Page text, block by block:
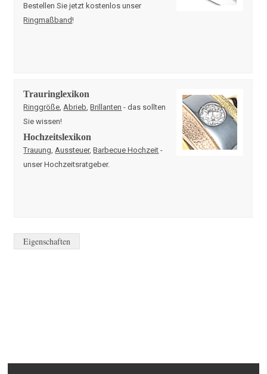
Bestellen Sie jetzt kostenlos unser
Ringmaßband!
Trauringlexikon
Ringgröße Abrieb ,Brillanten - das sollten
Sie wissen!
Hochzeitslexikon
Trauung Aussteuer,Barbecue Hochzeit -
unser Hochzeitsratgeber.
Eigenschaften